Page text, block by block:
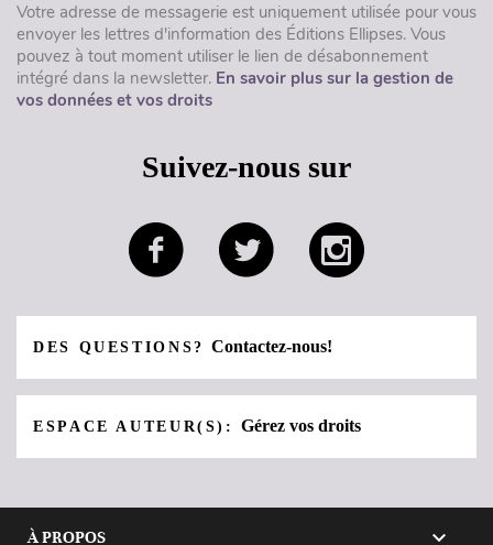
Votre adresse de messagerie est uniquement utilisée pour vous
envoyer les lettres d'information des Éditions Ellipses. Vous
pouvez à tout moment utiliser le lien de désabonnement
intégré dans la newsletter. En savoir plus sur la gestion de
vos données et vos droits
Suivez-nous sur
DES QUESTIONS?Contactez-nous!
ESPACE AUTEUR(S):Gérez vos droits
À PROPOS 